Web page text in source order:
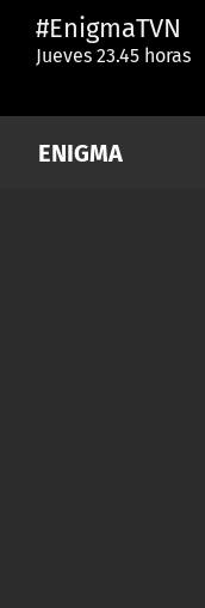
#EnigmaTVN
Jueves 23.45 horas
ENIGMA